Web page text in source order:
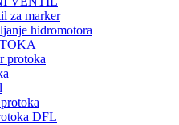
za marker
hidromotora
protoka
DFL